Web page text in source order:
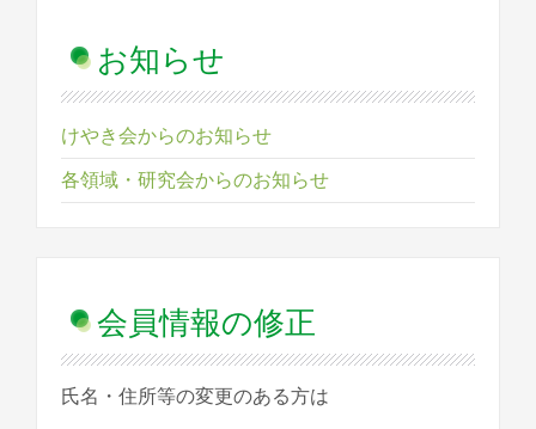
お知らせ
けやき会からのお知らせ
各領域・研究会からのお知らせ
会員情報の修正
氏名・住所等の変更のある方は